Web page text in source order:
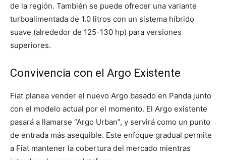
de la región. También se puede ofrecer una variante
turboalimentada de 1.0 litros con un sistema híbrido
suave (alrededor de 125-130 hp) para versiones
superiores.
Convivencia con el Argo Existente
Fiat planea vender el nuevo Argo basado en Panda junto
con el modelo actual por el momento. El Argo existente
pasará a llamarse “Argo Urban”, y servirá como un punto
de entrada más asequible. Este enfoque gradual permite
a Fiat mantener la cobertura del mercado mientras